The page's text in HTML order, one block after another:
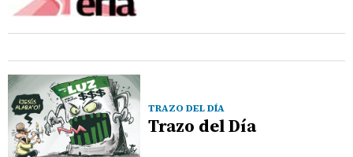
TRAZO DEL DÍA
Trazo del Día